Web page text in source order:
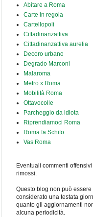
Abitare a Roma
Carte in regola
Cartellopoli
Cittadinanzattiva
Cittadinanzattiva aurelia
Decoro urbano
Degrado Marconi
Malaroma
Metro x Roma
Mobilità Roma
Ottavocolle
Parcheggio da idiota
Riprendiamoci Roma
Roma fa Schifo
Vas Roma
Eventuali commenti
rimossi.
Questo blog non può essere
considerato una testata
quanto gli aggiornamenti
alcuna periodicità.